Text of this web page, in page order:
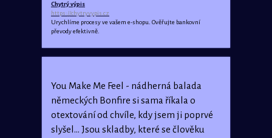
Chytrý výpis
https://chytryvypis.cz
Urychlíme procesy ve vašem e-shopu. Ověřujte bankovní
převody efektivně.
You Make Me Feel - nádherná balada
německých Bonfire si sama říkala o
otextování od chvíle, kdy jsem ji poprvé
slyšel... Jsou skladby, které se člověku